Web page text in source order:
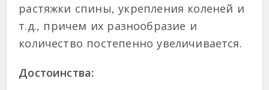
растяжки спины, укрепления коленей и
т.д., причем их разнообразие и
количество постепенно увеличивается.
Достоинства: